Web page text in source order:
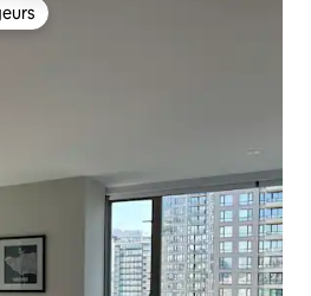
les plus appréciés